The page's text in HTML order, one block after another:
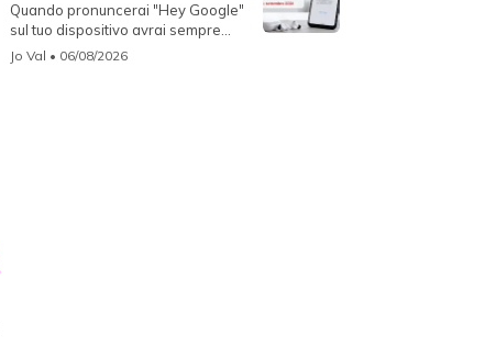
Quando pronuncerai "Hey Google"
sul tuo dispositivo avrai sempre
Gemin...
Jo Val • 06/08/2026